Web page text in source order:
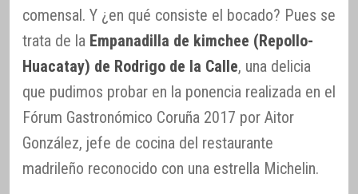
comensal. Y ¿en qué consiste el bocado? Pues se
trata de la Empanadilla de kimchee (Repollo-
Huacatay) de Rodrigo de la Calle, una delicia
que pudimos probar en la ponencia realizada en el
Fórum Gastronómico Coruña 2017 por Aitor
González, ‎jefe de cocina del restaurante
madrileño reconocido con una estrella Michelin.